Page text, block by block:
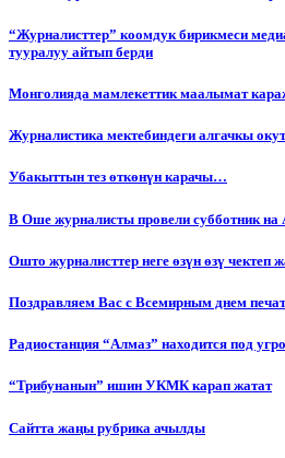
“Журналисттер” коомдук бирикмеси
тууралуу айтып берди
Монголияда мамлекеттик маалымат
Журналистика мектебиндеги алгачкы
Убакыттын тез өткөнүн карачы…
В Оше журналисты провели субботник на
Ошто журналисттер неге өзүн өзү чектеп
Поздравляем Вас с Всемирным днем
Радиостанция “Алмаз” находится под
“Трибунанын” ишин УКМК карап жатат
Сайтта жаңы рубрика ачылды